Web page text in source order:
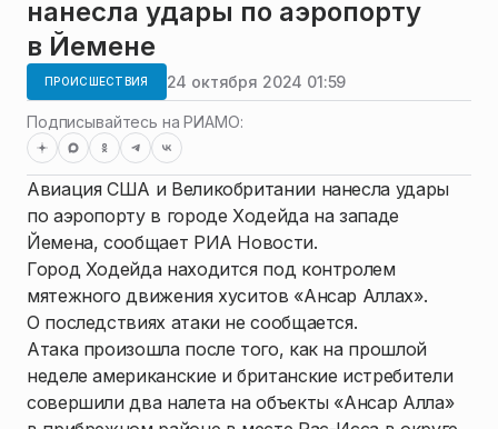
нанесла удары по аэропорту
в Йемене
ПРОИСШЕСТВИЯ 24 октября 2024 01:59
Подписывайтесь на РИАМО:
Авиация США и Великобритании нанесла удары
по аэропорту в городе Ходейда на западе
Йемена, сообщает РИА Новости.
Город Ходейда находится под контролем
мятежного движения хуситов «Ансар Аллах».
О последствиях атаки не сообщается.
Атака произошла после того, как на прошлой
неделе американские и британские истребители
совершили два налета на объекты «Ансар Алла»